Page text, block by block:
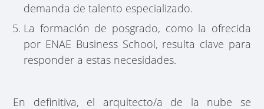
demanda de talento especializado.
La formación de posgrado, como la ofrecida
por ENAE Business School, resulta clave para
responder a estas necesidades.
En definitiva, el arquitecto/a de la nube se